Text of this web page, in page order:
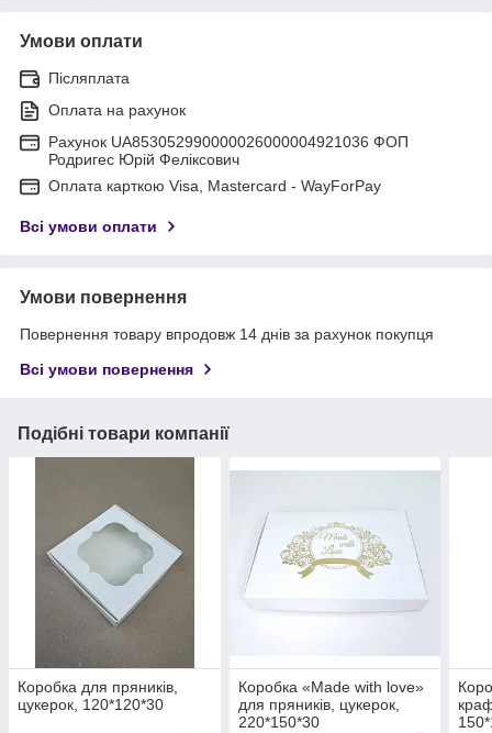
Умови оплати
Післяплата
Оплата на рахунок
Рахунок UA853052990000026000004921036 ФОП
Родригес Юрій Феліксович
Оплата карткою Visa, Mastercard - WayForPay
Всі умови оплати
Умови повернення
Повернення товару впродовж 14 днів за рахунок покупця
Всі умови повернення
Подібні товари компанії
Коробка для пряників,
цукерок, 120*120*30
Коробка «Made with love»
для пряників, цукерок,
220*150*30